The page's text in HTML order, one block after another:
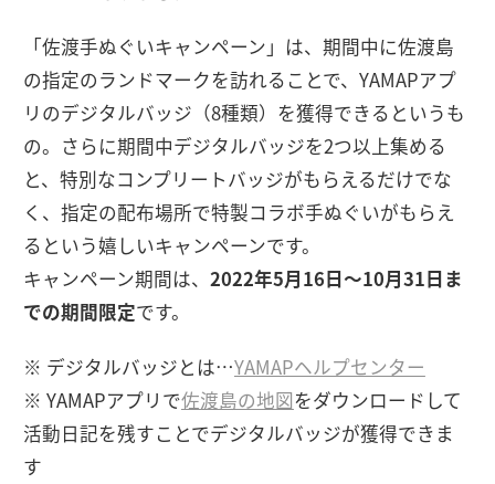
「佐渡手ぬぐいキャンペーン」は、期間中に佐渡島
の指定のランドマークを訪れることで、YAMAPアプ
リのデジタルバッジ（8種類）を獲得できるというも
の。さらに期間中デジタルバッジを2つ以上集める
と、特別なコンプリートバッジがもらえるだけでな
く、指定の配布場所で特製コラボ手ぬぐいがもらえ
るという嬉しいキャンペーンです。
キャンペーン期間は、 2022年5月16日〜10月31日ま
での期間限定です。
※ デジタルバッジとは…YAMAPヘルプセンター
※ YAMAPアプリで佐渡島の地図をダウンロードして
活動日記を残すことでデジタルバッジが獲得できま
す